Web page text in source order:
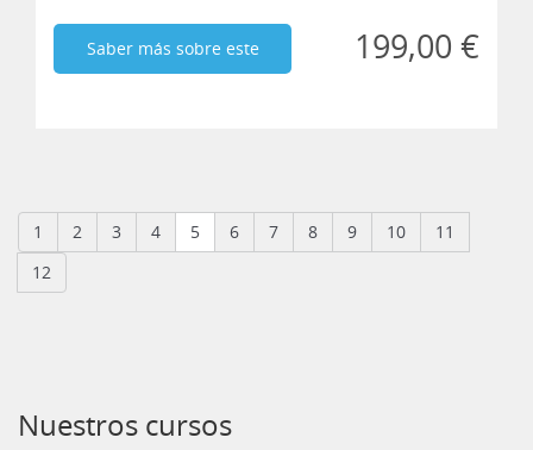
Saber más sobre este 199,00 €
1 2 3 4 5 6 7 8 9 10
11
12
Nuestros cursos